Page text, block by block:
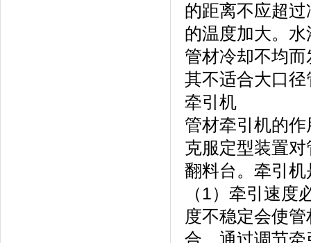
的距离不应超
的温度加大。
管材冷却不均
其不适合大口
牵引机
管材牵引机的
克服定型装置
翻料台。牵引
（1）牵引速
度不稳定会使
合，通过调节